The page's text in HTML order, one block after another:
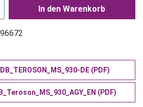
Gib den gewünschten
In den Warenkorb
DE (PDF)
(PDF)